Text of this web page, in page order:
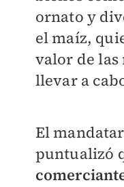
ornato y
el maíz,
valor de las
llevar a
El
puntualizó